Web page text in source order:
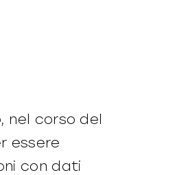
nel corso del
essere
con dati